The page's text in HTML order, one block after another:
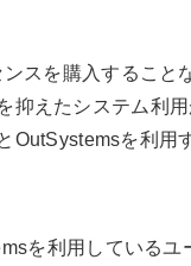
スを購入すること
抑えたシステム利
OutSystemsを利用
を利用しているユ